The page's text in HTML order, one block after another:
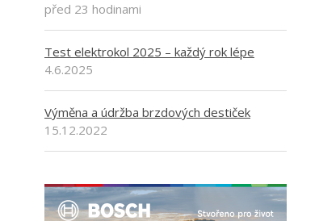
před 23 hodinami
Test elektrokol 2025 – každý rok lépe
4.6.2025
Výměna a údržba brzdových destiček
15.12.2022